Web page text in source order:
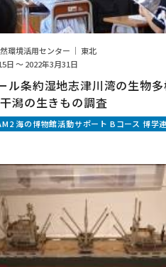
環境活用センター ｜ 東北
日 ～ 2022年3月31日
ル条約湿地志津川湾の生物多
潟の生きもの調査
海の博物館活動サポート Bコース 博学